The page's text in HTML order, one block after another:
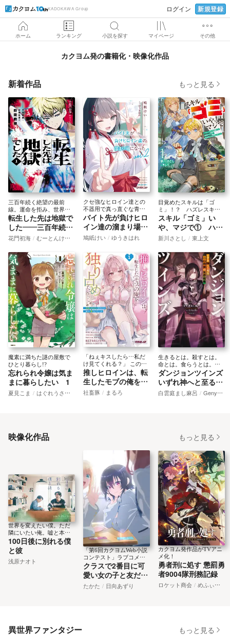
KADOKAWA Group ログイン 新規登録
ホーム ランキング 小説を探す マイページ その他
カクヨム発の書籍化・映像化作品
新着作品 もっと見る
三百年続く絶望の最前
線。運命を拒み、世界の
不条理をぶち壊せ。
転生した先は地獄で
した――三百年続く
辺境伯家の防衛戦線
花門初海 むーとんけいとん
魔素に満ちた謎の屋敷で
ひとり暮らし!?
忘れられ令嬢は気ま
まに暮らしたい 1
夏見こま はぐれうさぎ ぴおてぐ
クセ強なヒロイン達との
不器用で真っ直ぐな青春
ラブコメ、第二幕！
バイト先が負けヒロ
イン達の溜まり場に
なった２
鳩紙けい ゆうきはれ
「ねぇキスしたら…私だ
け見てくれる？」 このヒ
ロイン……愛が重
い！！！
推しヒロインは、転
生したモブの俺を独
り占めしたいらしい
社畜豚 まるろ
目覚めたスキルは「ゴ
ミ」！？ ハズレスキル
による領地発展物語、開
幕！
スキル「ゴミ」い
や、マジで① ハズ
レスキルで召喚した
界では宝の山でした
新川さとし 東上文
生きるとは。殺すとは。
命とは。食らうとは。人
間とは。ダンジョンと
は。
ダンジョンツインズ
いずれ神へと至る二
心同体の生存戦略
白雲庭まし麻呂 Genyaky
映像化作品 もっと見る
世界を変えたい僕。ただ
隣にいたい俺。嘘と本音
が交錯するスリリングな
100日間
100日後に別れる僕
と彼
浅原ナオト
「第6回カクヨムWeb小説
コンテスト」ラブコメ部
門特別賞作品がTVアニメ
化！
クラスで2番目に可
愛い女の子と友だち
になった
たかた 日向あずり
カクヨム発作品がTVアニ
メ化！
勇者刑に処す 懲罰勇
者9004隊刑務記録
ロケット商会 めふぃすと
異世界ファンタジー もっと見る